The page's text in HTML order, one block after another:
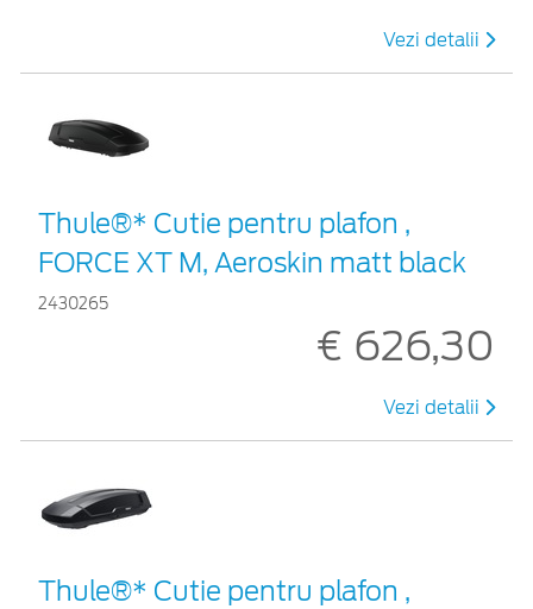
Vezi detalii
Thule®* Cutie pentru plafon ,
FORCE XT M, Aeroskin matt black
2430265
€ 626,30
Vezi detalii
Thule®* Cutie pentru plafon ,